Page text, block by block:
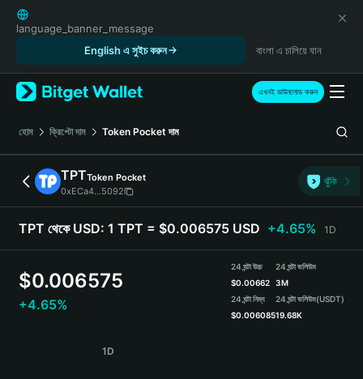
English
日本語
Русский
Español (Latinoamérica)
Türkçe
Italiano
Deutsch
简体中文
繁體中文
Português (Portugal)
हिन्दी
Español (Argentina)
language_banner_message
English এ সুইচ করুন
বাংলা এ চালিয়ে যান
এখনই ডাউনলোড করুন
হোম ক্রিপ্টো দাম Token Pocket দাম
TPTToken Pocket
0xECa4...5092
ঝুঁকি
TPT থেকে USD: 1 TPT = $0.006575 USD +4.65% 1D
$0.006575
+4.65%
24 ঘন্টা উচ্চ
$0.00662
24 ঘন্টা নিম্ন
$0.006085
24 ঘন্টা ভলিউম
3M
24 ঘন্টা ভলিউম(USDT)
19.68K
1D